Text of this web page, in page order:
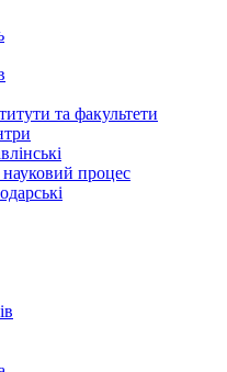
та факультети
процес